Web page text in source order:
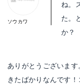
ね。
た。
か？
ありがとうございま
きたばかりなんです